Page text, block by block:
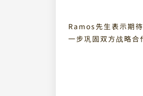
Ramos先生表示期
一步巩固双方战略合